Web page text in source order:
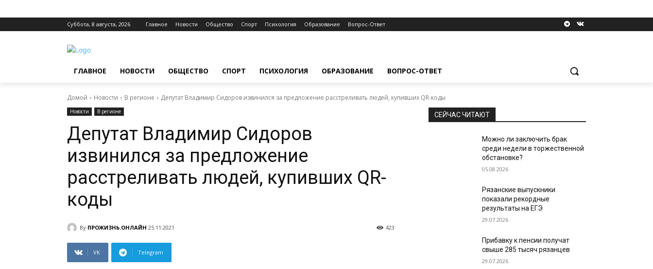
Суббота, 8 августа, 2026 Главное Новости Общество Спорт Психология Образование Вопрос-Ответ
ГЛАВНОЕ НОВОСТИ ОБЩЕСТВО СПОРТ ПСИХОЛОГИЯ ОБРАЗОВАНИЕ ВОПРОС-ОТВЕТ
Домой Новости В регионе Депутат Владимир Сидоров извинился за предложение расстреливать людей, купивших QR-коды
Новости В регионе
Депутат Владимир Сидоров
извинился за предложение
расстреливать людей, купивших QR-
коды
By ПРОЖИЗНЬ.ОНЛАЙН 25.11.2021 423
VK Telegram
СЕЙЧАС ЧИТАЮТ
Можно ли заключить брак
среди недели в торжественной
обстановке?
05.08.2026
Рязанские выпускники
показали рекордные
результаты на ЕГЭ
29.07.2026
Прибавку к пенсии получат
свыше 285 тысяч рязанцев
29.07.2026